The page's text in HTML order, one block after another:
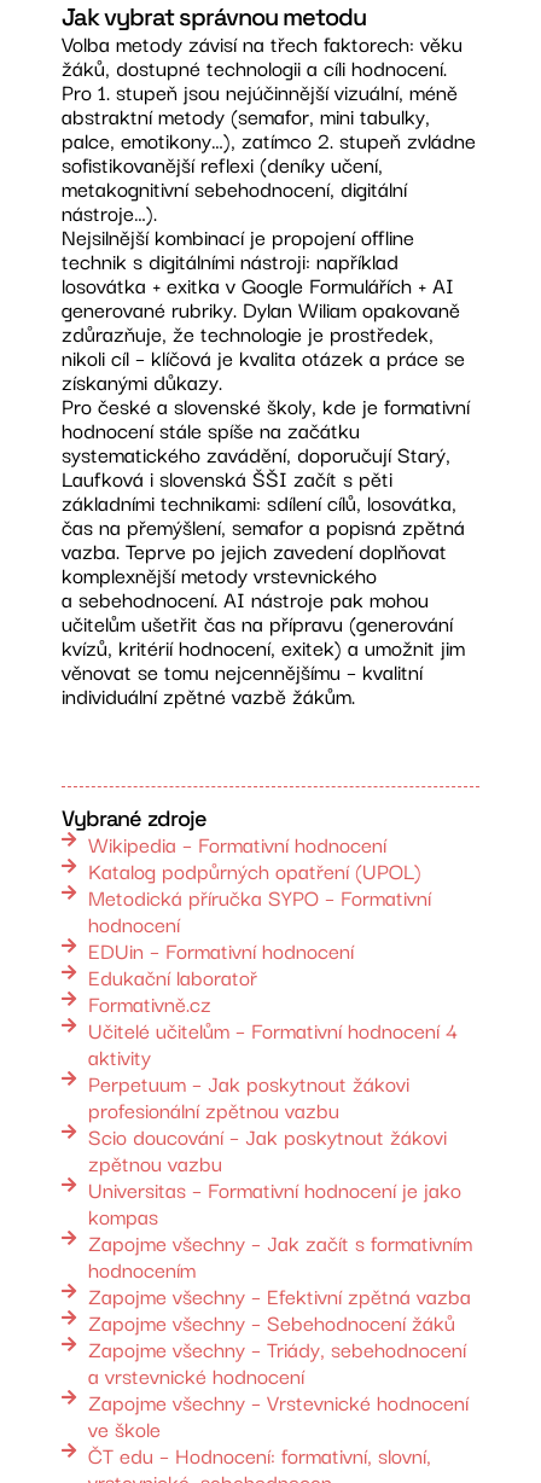
Jak vybrat správnou metodu
Volba metody závisí na třech faktorech: věku
žáků, dostupné technologii a cíli hodnocení.
Pro 1. stupeň jsou nejúčinnější vizuální, méně
abstraktní metody (semafor, mini tabulky,
palce, emotikony…), zatímco 2. stupeň zvládne
sofistikovanější reflexi (deníky učení,
metakognitivní sebehodnocení, digitální
nástroje…).
Nejsilnější kombinací je propojení offline
technik s digitálními nástroji: například
losovátka + exitka v Google Formulářích + AI
generované rubriky. Dylan Wiliam opakovaně
zdůrazňuje, že technologie je prostředek,
nikoli cíl – klíčová je kvalita otázek a práce se
získanými důkazy.
Pro české a slovenské školy, kde je formativní
hodnocení stále spíše na začátku
systematického zavádění, doporučují Starý,
Laufková i slovenská ŠŠI začít s pěti
základními technikami: sdílení cílů, losovátka,
čas na přemýšlení, semafor a popisná zpětná
vazba. Teprve po jejich zavedení doplňovat
komplexnější metody vrstevnického
a sebehodnocení. AI nástroje pak mohou
učitelům ušetřit čas na přípravu (generování
kvízů, kritérií hodnocení, exitek) a umožnit jim
věnovat se tomu nejcennějšímu – kvalitní
individuální zpětné vazbě žákům.
Vybrané zdroje
Wikipedia – Formativní hodnocení
Katalog podpůrných opatření (UPOL)
Metodická příručka SYPO – Formativní
hodnocení
EDUin – Formativní hodnocení
Edukační laboratoř
Formativně.cz
Učitelé učitelům – Formativní hodnocení 4
aktivity
Perpetuum – Jak poskytnout žákovi
profesionální zpětnou vazbu
Scio doucování – Jak poskytnout žákovi
zpětnou vazbu
Universitas – Formativní hodnocení je jako
kompas
Zapojme všechny – Jak začít s formativním
hodnocením
Zapojme všechny – Efektivní zpětná vazba
Zapojme všechny – Sebehodnocení žáků
Zapojme všechny – Triády, sebehodnocení
a vrstevnické hodnocení
Zapojme všechny – Vrstevnické hodnocení
ve škole
ČT edu – Hodnocení: formativní, slovní,